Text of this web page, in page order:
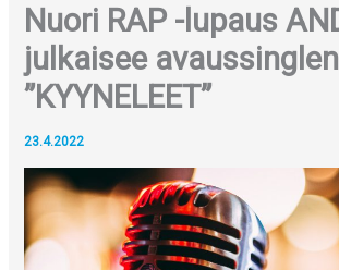
Nuori RAP -lupaus
julkaisee
”KYYNELEET”
23.4.2022